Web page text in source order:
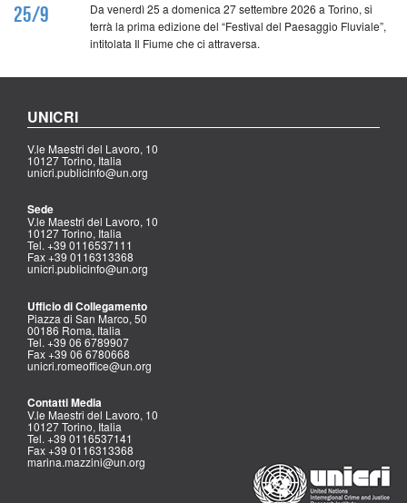
25/9
Da venerdì 25 a domenica 27 settembre 2026 a Torino, si
terrà la prima edizione del “Festival del Paesaggio Fluviale”,
intitolata Il Fiume che ci attraversa.
UNICRI
V.le Maestri del Lavoro, 10
10127 Torino, Italia
unicri.publicinfo@un.org
Sede
V.le Maestri del Lavoro, 10
10127 Torino, Italia
Tel. +39 0116537111
Fax +39 0116313368
unicri.publicinfo@un.org
Ufficio di Collegamento
Piazza di San Marco, 50
00186 Roma, Italia
Tel. +39 06 6789907
Fax +39 06 6780668
unicri.romeoffice@un.org
Contatti Media
V.le Maestri del Lavoro, 10
10127 Torino, Italia
Tel. +39 0116537141
Fax +39 0116313368
marina.mazzini@un.org